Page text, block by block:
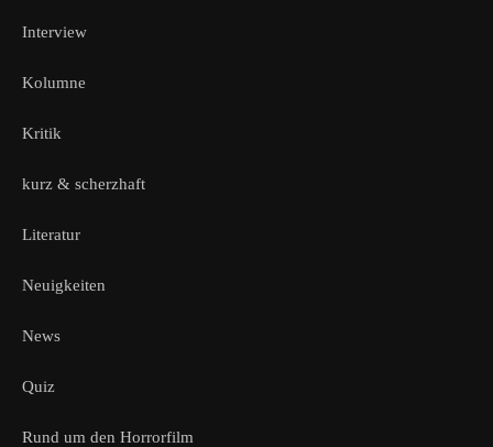
Interview
Kolumne
Kritik
kurz & scherzhaft
Literatur
Neuigkeiten
News
Quiz
Rund um den Horrorfilm